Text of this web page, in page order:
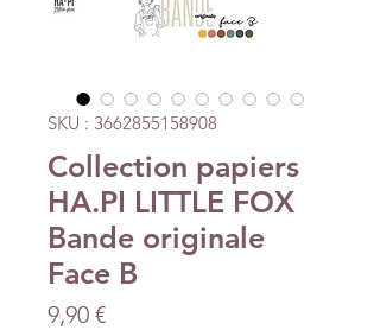
SKU : 3662855158908
Collection papiers
HA.PI LITTLE FOX
Bande originale
Face B
9,90 €Prix